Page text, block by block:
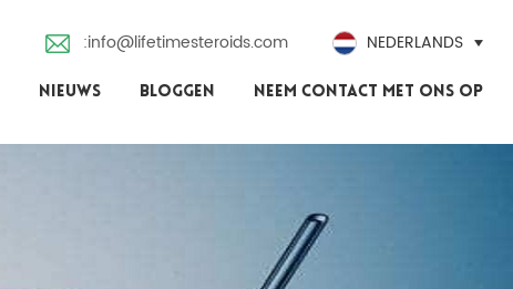
:info@lifetimesteroids.com NEDERLANDS
NIEUWS BLOGGEN NEEM CONTACT MET ONS OP